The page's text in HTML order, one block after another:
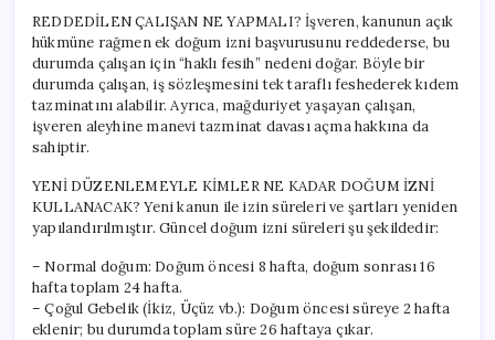
REDDEDİLEN ÇALIŞAN NE YAPMALI? İşveren, kanunun açık
hükmüne rağmen ek doğum izni başvurusunu reddederse, bu
durumda çalışan için “haklı fesih” nedeni doğar. Böyle bir
durumda çalışan, iş sözleşmesini tek taraflı feshederek kıdem
tazminatını alabilir. Ayrıca, mağduriyet yaşayan çalışan,
işveren aleyhine manevi tazminat davası açma hakkına da
sahiptir.
YENİ DÜZENLEMEYLE KİMLER NE KADAR DOĞUM İZNİ
KULLANACAK? Yeni kanun ile izin süreleri ve şartları yeniden
yapılandırılmıştır. Güncel doğum izni süreleri şu şekildedir:
– Normal doğum: Doğum öncesi 8 hafta, doğum sonrası 16
hafta toplam 24 hafta.
– Çoğul Gebelik (İkiz, Üçüz vb.): Doğum öncesi süreye 2 hafta
eklenir; bu durumda toplam süre 26 haftaya çıkar.